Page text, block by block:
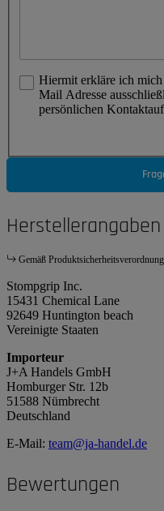
Hiermit erkläre ich mich
Mail Adresse
persönlichen
Herstellerangaben
Gemäß Produktsicherheitsverordnung
Stompgrip Inc.
15431 Chemical Lane
92649 Huntington beach
Vereinigte Staaten
Importeur
J+A Handels GmbH
Homburger Str. 12b
51588 Nümbrecht
Deutschland
E-Mail: team@ja-handel.de
Bewertungen